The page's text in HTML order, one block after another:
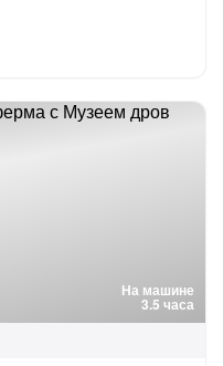
На машине
3.5 часа